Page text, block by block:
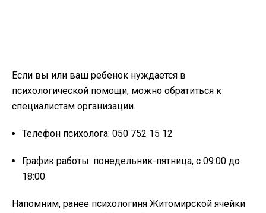
Если вы или ваш ребенок нуждается в
психологической помощи, можно обратиться к
специалистам организации.
Телефон психолога: 050 752 15 12
График работы: понедельник-пятница, с 09:00 до
18:00.
Напомним, ранее психологиня Житомирской ячейки